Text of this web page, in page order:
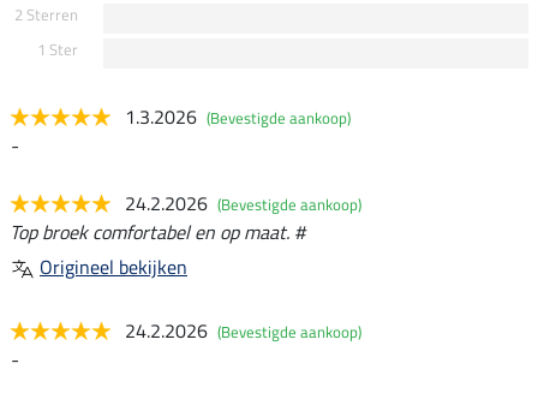
2 Sterren
1 Ster
1.3.2026 (Bevestigde aankoop)
-
24.2.2026 (Bevestigde aankoop)
Top broek comfortabel en op maat. #
Origineel bekijken
24.2.2026 (Bevestigde aankoop)
-